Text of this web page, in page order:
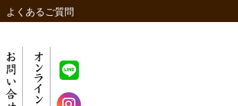
よくあるご質問